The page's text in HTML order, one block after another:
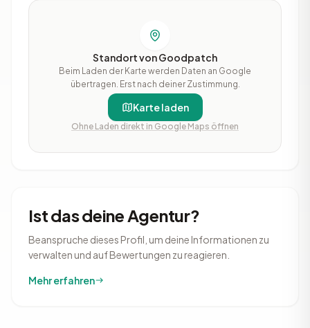
Standort von Goodpatch
Beim Laden der Karte werden Daten an Google
übertragen. Erst nach deiner Zustimmung.
Karte laden
Ohne Laden direkt in Google Maps öffnen
Ist das deine Agentur?
Beanspruche dieses Profil, um deine Informationen zu
verwalten und auf Bewertungen zu reagieren.
Mehr erfahren